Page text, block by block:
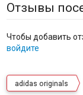
Отзывы
Чтобы добавить
войдите
adidas originals